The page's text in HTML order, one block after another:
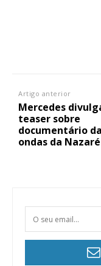
Artigo anterior
Mercedes
teaser sobre
documentário
ondas da Nazaré